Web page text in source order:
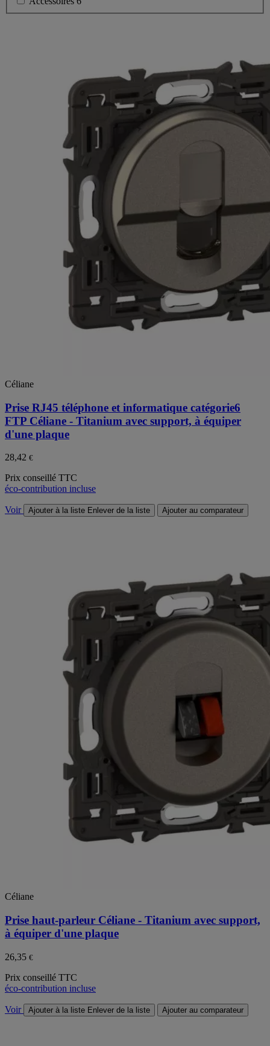
Céliane
Prise RJ45 téléphone et informatique catégorie6
FTP Céliane - Titanium avec support, à équiper
d'une plaque
28,42 €
Prix conseillé TTC
éco-contribution incluse
Voir Ajouter à la liste Enlever de la liste Ajouter au comparateur
Céliane
Prise haut-parleur Céliane - Titanium avec support,
à équiper d'une plaque
26,35 €
Prix conseillé TTC
éco-contribution incluse
Voir Ajouter à la liste Enlever de la liste Ajouter au comparateur